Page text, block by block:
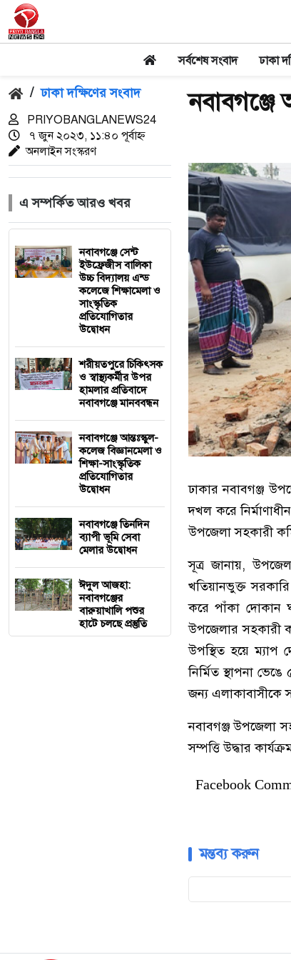
সর্বশেষ সংবাদ ঢাকা
/ ঢাকা দক্ষিণের সংবাদ
PRIYOBANGLANEWS24
৭ জুন ২০২৩, ১১:৪০ পূর্বাহ্ন
অনলাইন সংস্করণ
এ সম্পর্কিত আরও খবর
নবাবগঞ্জে সেন্ট
ইউফ্রেজীস বালিকা
উচ্চ বিদ্যালয় এন্ড
কলেজে শিক্ষামেলা ও
সাংস্কৃতিক
প্রতিযোগিতার
উদ্বোধন
শরীয়তপুরে চিকিৎসক
ও স্বাস্থ্যকর্মীর উপর
হামলার প্রতিবাদে
নবাবগঞ্জে মানববন্ধন
নবাবগঞ্জে আন্তঃস্কুল-
কলেজ বিজ্ঞানমেলা ও
শিক্ষা-সাংস্কৃতিক
প্রতিযোগিতার
উদ্বোধন
নবাবগঞ্জে তিনদিন
ব্যাপী ভূমি সেবা
মেলার উদ্বোধন
ঈদুল আজহা:
নবাবগঞ্জের
বারুয়াখালি পশুর
হাটে চলছে প্রস্তুতি
নবাবগঞ্জে
ঢাকার নবাবগঞ্জ
দখল করে
উপজেলা সহকারী
সূত্র জানায়,
খতিয়ানভুক্ত
করে পাঁকা দোকান
উপজেলার সহকারী
উপস্থিত হয়ে ম্যাপ
নির্মিত স্থাপনা
জন্য এলাকাবাসীকে
নবাবগঞ্জ উপজেলা
সম্পত্তি উদ্ধার
Facebook
মন্তব্য করুন